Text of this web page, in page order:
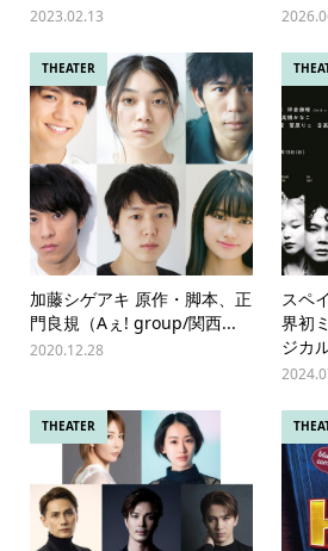
2023.02.13
THEATER
加藤シゲアキ 原作・脚本、正
門良規（Aぇ! group/関西...
2020.12.28
スペ
界初
ジカ
THEATER